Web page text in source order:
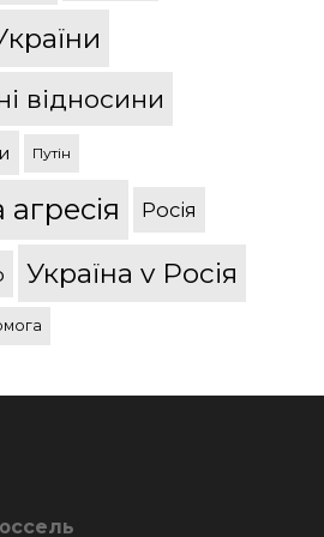
відносини
Путін
агресія Росія
Україна v Росія